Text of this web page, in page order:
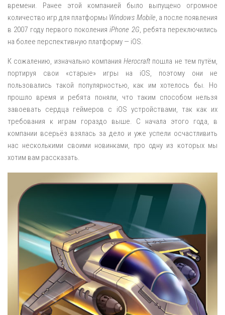
времени. Ранее этой компанией было выпущено огромное
количество игр для платформы Windows Mobile , а после появления
в 2007 году первого поколенияiPhone 2G , ребята переключились
на более перспективную платформу — iOS.
К сожалению, изначально компания Herocraft пошла не тем путём,
портируя свои «старые» игры на iOS, поэтому они не
пользовались такой популярностью, как им хотелось бы. Но
прошло время и ребята поняли, что таким способом нельзя
завоевать сердца геймеров с iOS устройствами, так как их
требования к играм гораздо выше. С начала этого года, в
компании всерьёз взялась за дело и уже успели осчастливить
нас несколькими своими новинками, про одну из которых мы
хотим вам рассказать.